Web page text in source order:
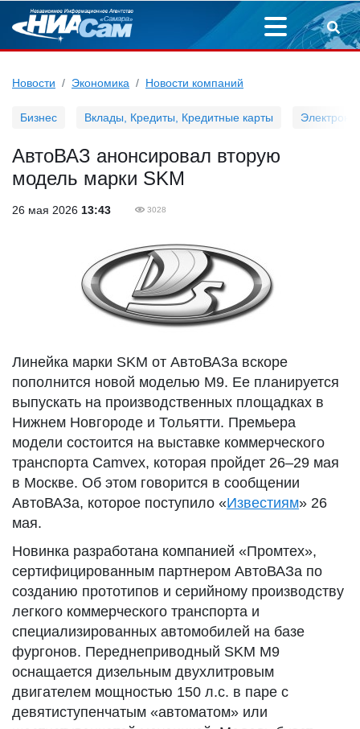
Новости Экономика Новости компаний
Бизнес Вклады, Кредиты, Кредитные карты
АвтоВАЗ анонсировал вторую
модель марки SKM
26 мая 2026 13:43 3028
Линейка марки SKM от АвтоВАЗа вскоре
пополнится новой моделью M9. Ее планируется
выпускать на производственных площадках в
Нижнем Новгороде и Тольятти. Премьера
модели состоится на выставке коммерческого
транспорта Camvex, которая пройдет 26–29 мая
в Москве. Об этом говорится в сообщении
АвтоВАЗа, которое поступило «Известиям» 26
мая.
Новинка разработана компанией «Промтех»,
сертифицированным партнером АвтоВАЗа по
созданию прототипов и серийному производству
легкого коммерческого транспорта и
специализированных автомобилей на базе
фургонов. Переднеприводный SKM M9
оснащается дизельным двухлитровым
двигателем мощностью 150 л.с. в паре с
девятиступенчатым «автоматом» или